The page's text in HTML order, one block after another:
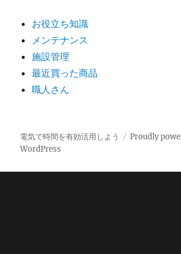
お役立ち知識
メンテナンス
施設管理
最近買った商品
職人さん
電気で時間を有効活用しよう
Proudly
WordPress